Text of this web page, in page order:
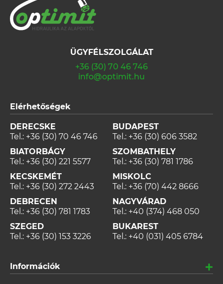
ÜGYFÉLSZOLGÁLAT
+36 (30) 70 46 746
info@optimit.hu
Elérhetőségek
DERECSKE
Tel.: +36 (30) 70 46 746
BIATORBÁGY
Tel.: +36 (30) 221 5577
KECSKEMÉT
Tel.: +36 (30) 272 2443
DEBRECEN
Tel.: +36 (30) 781 1783
SZEGED
Tel.: +36 (30) 153 3226
BUDAPEST
Tel.: +36 (30) 606 3582
SZOMBATHELY
Tel.: +36 (30) 781 1786
MISKOLC
Tel.: +36 (70) 442 8666
NAGYVÁRAD
Tel.: +40 (374) 468 050
BUKAREST
Tel.: +40 (031) 405 6784
Információk